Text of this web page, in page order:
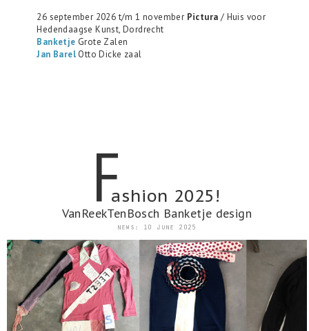
26 september 2026 t/m 1 november Pictura / Huis voor
Hedendaagse Kunst, Dordrecht
Banketje Grote Zalen
Jan Barel Otto Dicke zaal
fashion 2025!
VanReekTenBosch Banketje design
news: 10 June 2025